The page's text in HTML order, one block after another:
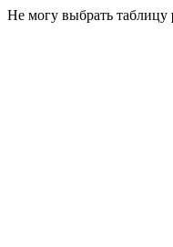
Не могу выбрать таблицу